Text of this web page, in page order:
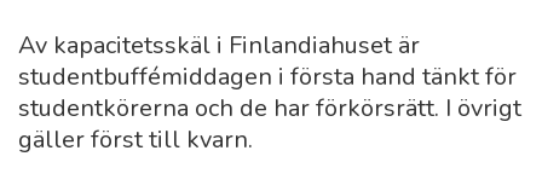
Av kapacitetsskäl i Finlandiahuset är
studentbuffémiddagen i första hand tänkt för
studentkörerna och de har förkörsrätt. I övrigt
gäller först till kvarn.